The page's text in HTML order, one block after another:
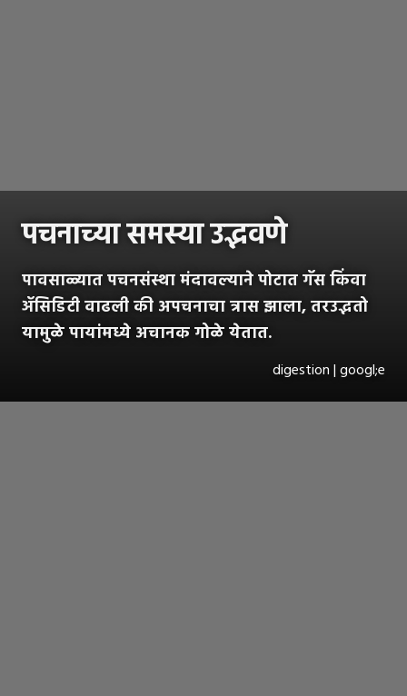
पचनाच्या समस्या उद्भवणे
पावसाळ्यात पचनसंस्था मंदावल्याने पोटात गॅस किंवा
ॲसिडिटी वाढली की अपचनाचा त्रास झाला, तरउद्भतो
यामुळे पायांमध्ये अचानक गोळे येतात.
digestion | googl;e